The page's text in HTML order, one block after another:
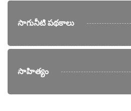
సాగునీటి పథకాలు
సాహిత్యం